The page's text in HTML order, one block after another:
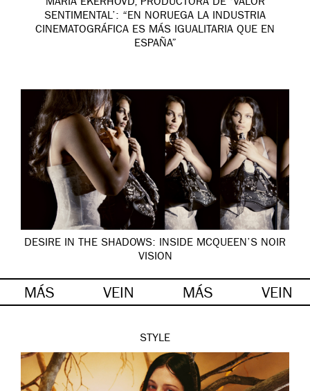
MARIA EKERHOVD, PRODUCTORA DE ‘VALOR
SENTIMENTAL’: “EN NORUEGA LA INDUSTRIA
CINEMATOGRÁFICA ES MÁS IGUALITARIA QUE EN
ESPAÑA”
DESIRE IN THE SHADOWS: INSIDE MCQUEEN’S NOIR
VISION
MÁS VEIN MÁS VEIN
STYLE